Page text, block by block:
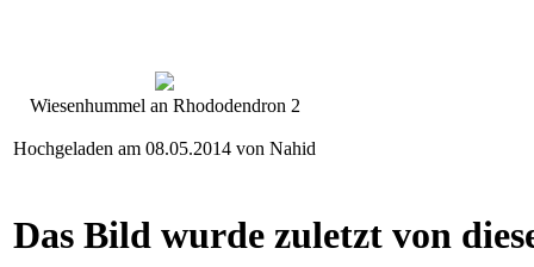
Wiesenhummel an Rhododendron 2
Hochgeladen am 08.05.2014 von Nahid
Das Bild wurde zuletzt von